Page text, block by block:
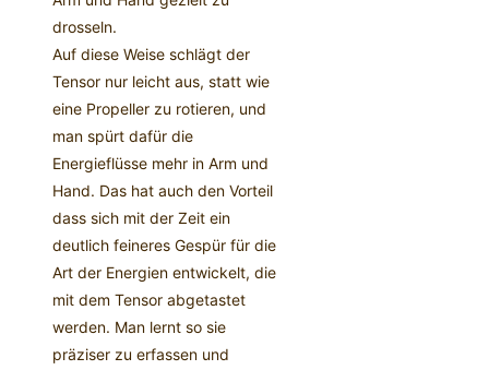
drosseln.
Auf diese Weise schlägt der
Tensor nur leicht aus, statt wie
eine Propeller zu rotieren, und
man spürt dafür die
Energieflüsse mehr in Arm und
Hand. Das hat auch den Vorteil
dass sich mit der Zeit ein
deutlich feineres Gespür für die
Art der Energien entwickelt, die
mit dem Tensor abgetastet
werden. Man lernt so sie
präziser zu erfassen und